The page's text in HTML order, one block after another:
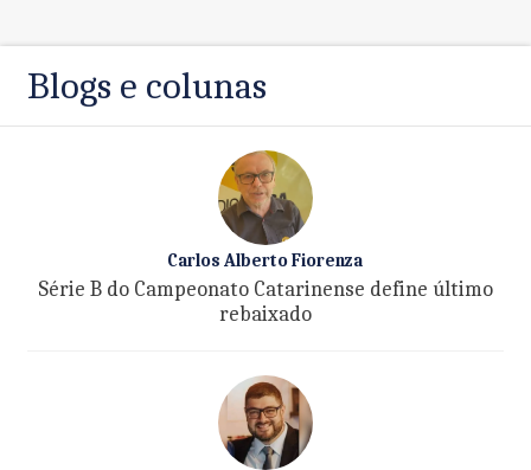
Blogs e colunas
Carlos Alberto Fiorenza
Série B do Campeonato Catarinense define último
rebaixado